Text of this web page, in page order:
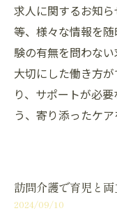
求人に関するお知
等、様々な情報を
験の有無を問わな
大切にした働き方
り、サポートが必
う、寄り添ったケア
訪問介護で育児と
2024/09/10